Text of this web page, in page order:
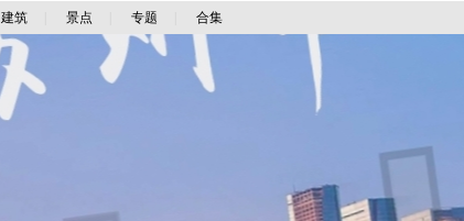
建筑 景点 专题 合集